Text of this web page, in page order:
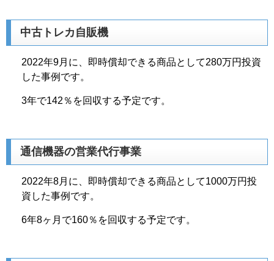
中古トレカ自販機
2022年9月に、即時償却できる商品として280万円投資
した事例です。
3年で142％を回収する予定です。
通信機器の営業代行事業
2022年8月に、即時償却できる商品として1000万円投
資した事例です。
6年8ヶ月で160％を回収する予定です。